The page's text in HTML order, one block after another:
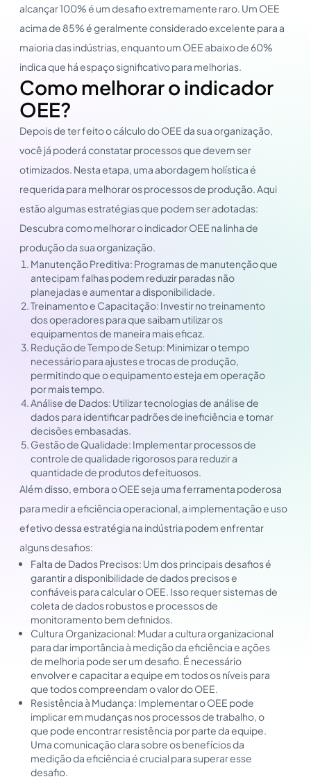
alcançar 100% é um desafio extremamente raro. Um OEE
acima de 85% é geralmente considerado excelente para a
maioria das indústrias, enquanto um OEE abaixo de 60%
indica que há espaço significativo para melhorias.
Como melhorar o indicador
OEE?
Depois de ter feito o cálculo do OEE da sua organização,
você já poderá constatar processos que devem ser
otimizados. Nesta etapa, uma abordagem holística é
requerida para melhorar os processos de produção. Aqui
estão algumas estratégias que podem ser adotadas:
Descubra como melhorar o indicador OEE na linha de
produção da sua organização.
Manutenção Preditiva: Programas de manutenção que
antecipam falhas podem reduzir paradas não
planejadas e aumentar a disponibilidade.
Treinamento e Capacitação: Investir no treinamento
dos operadores para que saibam utilizar os
equipamentos de maneira mais eficaz.
Redução de Tempo de Setup: Minimizar o tempo
necessário para ajustes e trocas de produção,
permitindo que o equipamento esteja em operação
por mais tempo.
Análise de Dados: Utilizar tecnologias de análise de
dados para identificar padrões de ineficiência e tomar
decisões embasadas.
Gestão de Qualidade: Implementar processos de
controle de qualidade rigorosos para reduzir a
quantidade de produtos defeituosos.
Além disso, embora o OEE seja uma ferramenta poderosa
para medir a eficiência operacional, a implementação e uso
efetivo dessa estratégia na indústria podem enfrentar
alguns desafios:
Falta de Dados Precisos: Um dos principais desafios é
garantir a disponibilidade de dados precisos e
confiáveis para calcular o OEE. Isso requer sistemas de
coleta de dados robustos e processos de
monitoramento bem definidos.
Cultura Organizacional: Mudar a cultura organizacional
para dar importância à medição da eficiência e ações
de melhoria pode ser um desafio. É necessário
envolver e capacitar a equipe em todos os níveis para
que todos compreendam o valor do OEE.
Resistência à Mudança: Implementar o OEE pode
implicar em mudanças nos processos de trabalho, o
que pode encontrar resistência por parte da equipe.
Uma comunicação clara sobre os benefícios da
medição da eficiência é crucial para superar esse
desafio.